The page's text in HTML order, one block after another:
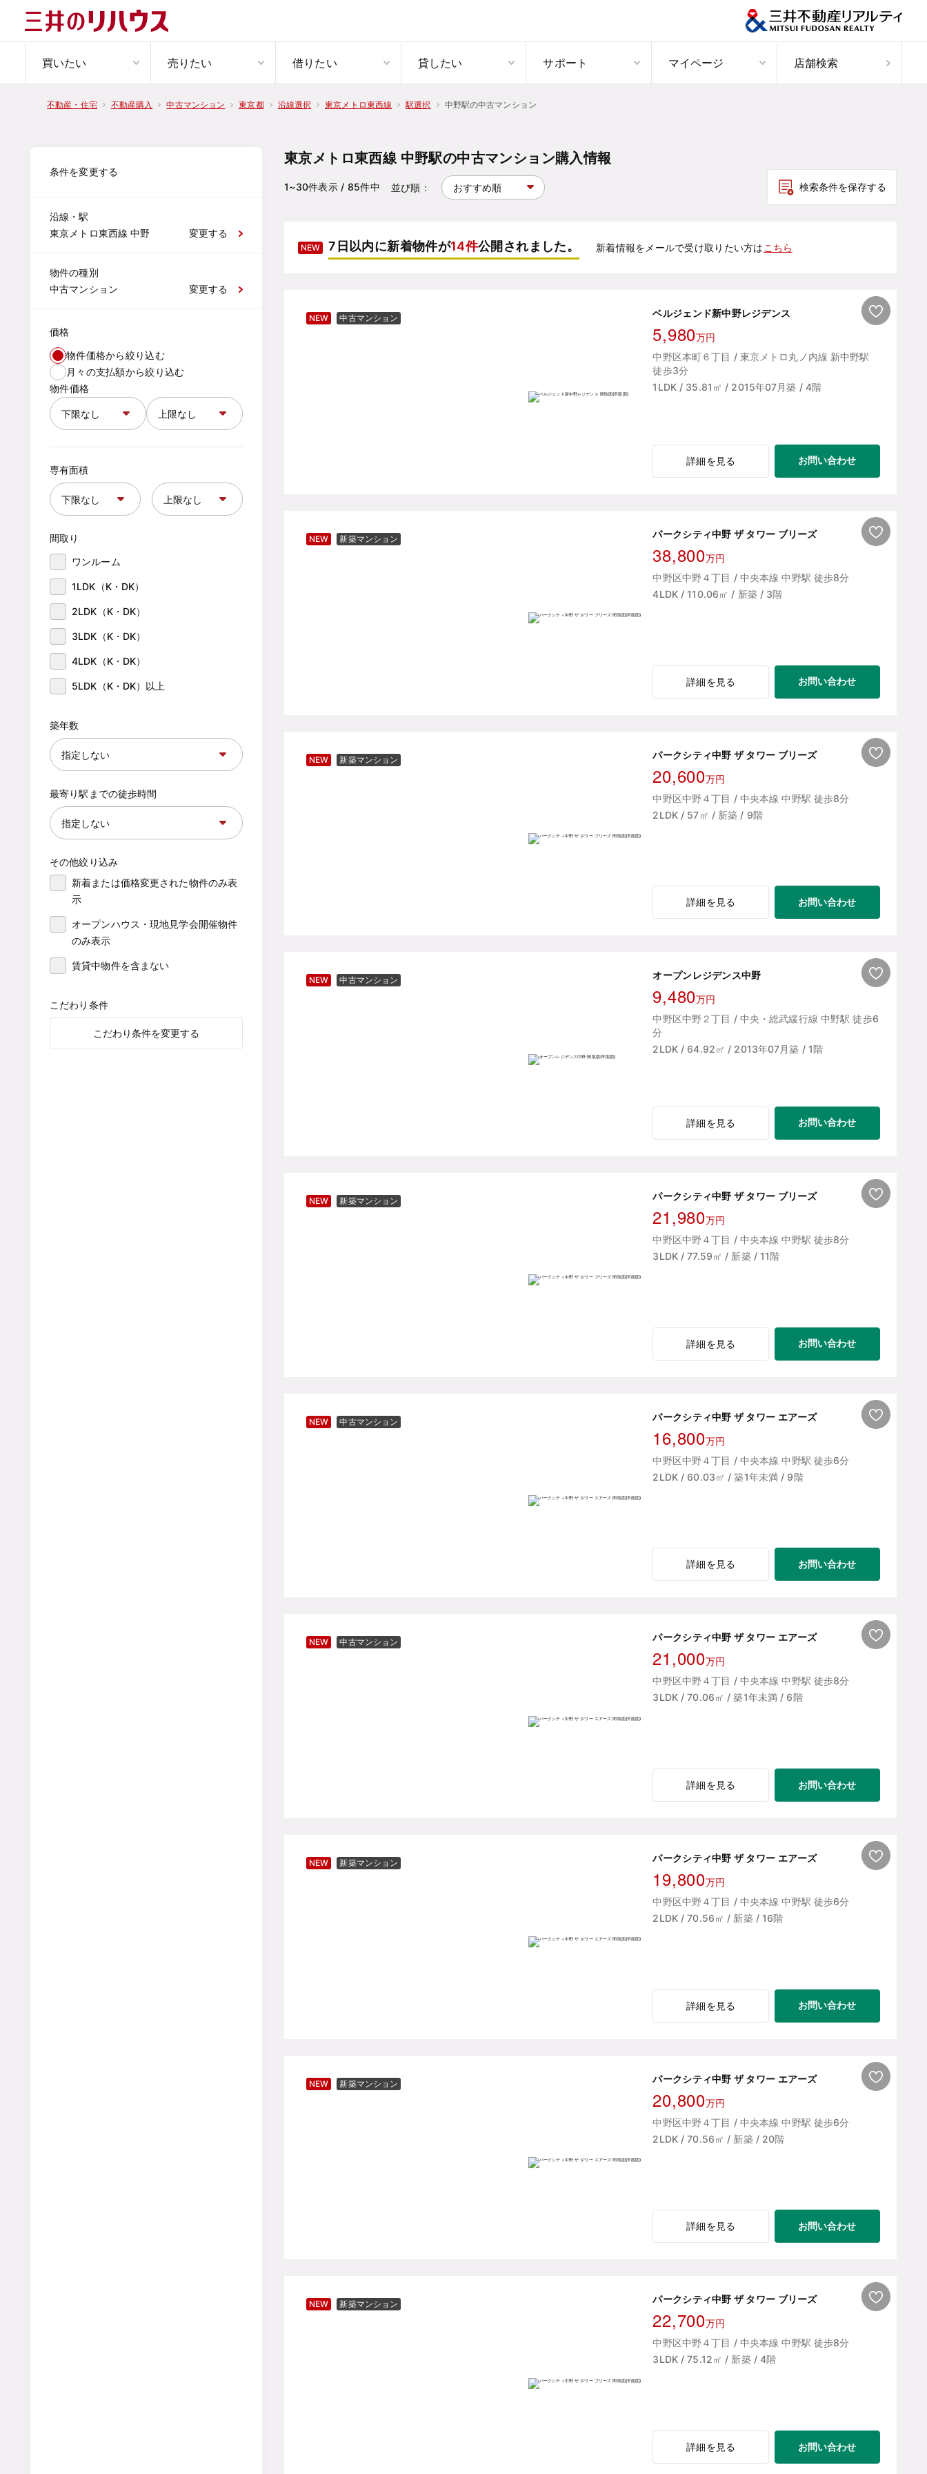
買いたい 売りたい 借りたい 貸したい サポート マイページ 店舗検索
不動産・住宅 不動産購入 中古マンション 東京都 沿線選択 東京メトロ東西線 駅選択 中野駅の中古マンション
条件を変更する
沿線・駅
東京メトロ東西線 中野
変更する
物件の種別
中古マンション
変更する
価格
物件価格から絞り込む
月々の支払額から絞り込む
物件価格
専有面積
間取り
ワンルーム
1LDK（K・DK）
2LDK（K・DK）
3LDK（K・DK）
4LDK（K・DK）
5LDK（K・DK）以上
築年数
最寄り駅までの徒歩時間
その他絞り込み
新着または価格変更された物件のみ表
示
オープンハウス・現地見学会開催物件
のみ表示
賃貸中物件を含まない
こだわり条件
こだわり条件を変更する
東京メトロ東西線 中野駅の中古マンション購入情報
1~30件表示/ 85件中 並び順： 検索条件を保存する
NEW 7日以内に新着物件が14件公開されました。 新着情報をメールで受け取りたい方は こちら
NEW 中古マンション ベルジェンド新中野レジデンス
5,980万円
中野区本町６丁目 / 東京メトロ丸ノ内線 新中野駅
徒歩3分
1LDK / 35.81㎡ / 2015年07月築 / 4階
詳細を見る お問い合わせ
NEW 新築マンション パークシティ中野 ザ タワー ブリーズ
38,800万円
中野区中野４丁目 / 中央本線 中野駅 徒歩8分
4LDK / 110.06㎡ / 新築 / 3階
詳細を見る お問い合わせ
NEW 新築マンション パークシティ中野 ザ タワー ブリーズ
20,600万円
中野区中野４丁目 / 中央本線 中野駅 徒歩8分
2LDK / 57㎡ / 新築 / 9階
詳細を見る お問い合わせ
NEW 中古マンション オープンレジデンス中野
9,480万円
中野区中野２丁目 / 中央・総武緩行線 中野駅 徒歩6
分
2LDK / 64.92㎡ / 2013年07月築 / 1階
詳細を見る お問い合わせ
NEW 新築マンション パークシティ中野 ザ タワー ブリーズ
21,980万円
中野区中野４丁目 / 中央本線 中野駅 徒歩8分
3LDK / 77.59㎡ / 新築 / 11階
詳細を見る お問い合わせ
NEW 中古マンション パークシティ中野 ザ タワー エアーズ
16,800万円
中野区中野４丁目 / 中央本線 中野駅 徒歩6分
2LDK / 60.03㎡ / 築1年未満 / 9階
詳細を見る お問い合わせ
NEW 中古マンション パークシティ中野 ザ タワー エアーズ
21,000万円
中野区中野４丁目 / 中央本線 中野駅 徒歩8分
3LDK / 70.06㎡ / 築1年未満 / 6階
詳細を見る お問い合わせ
NEW 新築マンション パークシティ中野 ザ タワー エアーズ
19,800万円
中野区中野４丁目 / 中央本線 中野駅 徒歩6分
2LDK / 70.56㎡ / 新築 / 16階
詳細を見る お問い合わせ
NEW 新築マンション パークシティ中野 ザ タワー エアーズ
20,800万円
中野区中野４丁目 / 中央本線 中野駅 徒歩6分
2LDK / 70.56㎡ / 新築 / 20階
詳細を見る お問い合わせ
NEW 新築マンション パークシティ中野 ザ タワー ブリーズ
22,700万円
中野区中野４丁目 / 中央本線 中野駅 徒歩8分
3LDK / 75.12㎡ / 新築 / 4階
詳細を見る お問い合わせ